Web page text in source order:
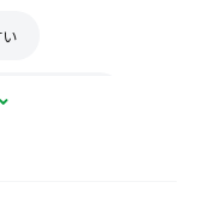
体験受け入れ